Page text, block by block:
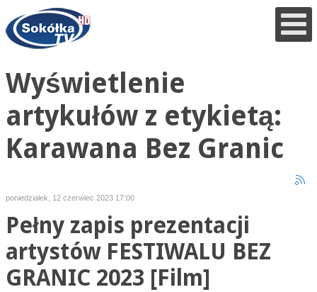
Wyświetlenie
artykułów z etykietą:
Karawana Bez Granic
poniedziałek, 12 czerwiec 2023 17:00
Pełny zapis prezentacji
artystów FESTIWALU BEZ
GRANIC 2023 [Film]